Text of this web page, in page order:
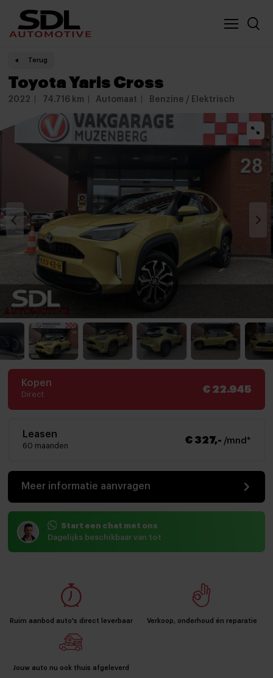
Nieuwe locatie SDL
Vergelijker
Terug
Toyota Yaris Cross
2022 74.716 km Automaat Benzine / Elektrisch
Leasen
60 maanden
€ 327,- /mnd*
Kopen
Direct
€ 22.945
Meer informatie aanvragen
Start een chat met ons
Dagelijks beschikbaar van tot
Ruim aanbod auto's direct leverbaar Verkoop, onderhoud én reparatie
Jouw auto nu ook thuis afgeleverd